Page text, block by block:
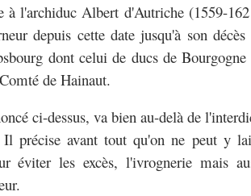
l'archiduc Albert d'Autriche (1559-
depuis cette date jusqu'à son
dont celui de ducs de
Comté de Hainaut.
ci-dessus, va bien au-delà de
précise avant tout qu'on ne peut y
éviter les excès, l'ivrognerie mais